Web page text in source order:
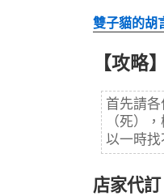
雙子貓的胡
【攻略
首先請
（死）
以一時
店家代訂